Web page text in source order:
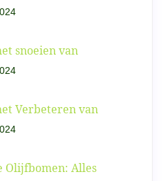
snoeien van
Verbeteren van
Olijfbomen: Alles